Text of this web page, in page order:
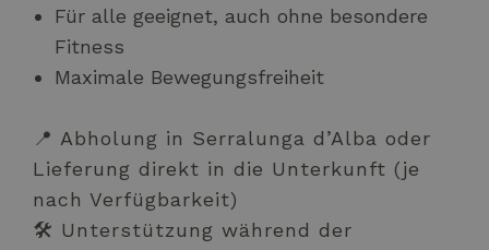
Für alle geeignet, auch ohne besondere
Fitness
Maximale Bewegungsfreiheit
📍 Abholung in Serralunga d’Alba oder
Lieferung direkt in die Unterkunft (je
nach Verfügbarkeit)
🛠 Unterstützung während der